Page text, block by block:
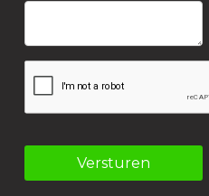
Versturen